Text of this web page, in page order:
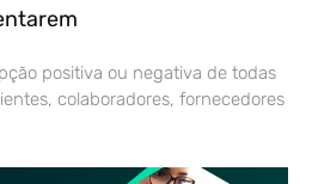
positiva ou negativa de todas
colaboradores, fornecedores